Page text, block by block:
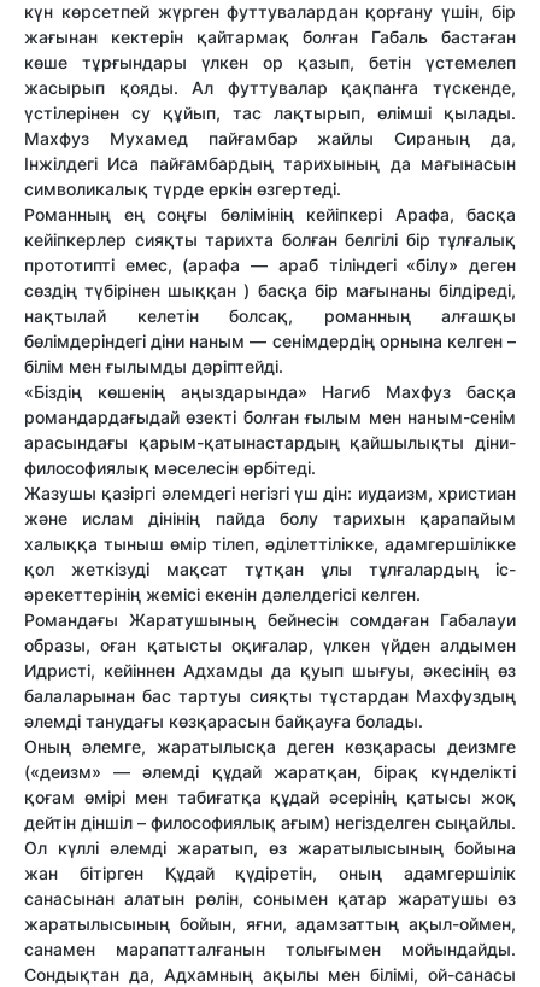
күн көрсетпей жүрген футтувалардан қорғану үшін, бір
жағынан кектерін қайтармақ болған Габаль бастаған
көше тұрғындары үлкен ор қазып, бетін үстемелеп
жасырып қояды. Ал футтувалар қақпанға түскенде,
үстілерінен су құйып, тас лақтырып, өлімші қылады.
Махфуз Мухамед пайғамбар жайлы Сираның да,
Інжілдегі Иса пайғамбардың тарихының да мағынасын
символикалық түрде еркін өзгертеді.
Романның ең соңғы бөлімінің кейіпкері Арафа, басқа
кейіпкерлер сияқты тарихта болған белгілі бір тұлғалық
прототипті емес, (арафа — араб тіліндегі «білу» деген
сөздің түбірінен шыққан ) басқа бір мағынаны білдіреді,
нақтылай келетін болсақ, романның алғашқы
бөлімдеріндегі діни наным — сенімдердің орнына келген –
білім мен ғылымды дәріптейді.
«Біздің көшенің аңыздарында» Нагиб Махфуз басқа
романдардағыдай өзекті болған ғылым мен наным-сенім
арасындағы қарым-қатынастардың қайшылықты діни-
философиялық мәселесін өрбітеді.
Жазушы қазіргі әлемдегі негізгі үш дін: иудаизм, христиан
және ислам дінінің пайда болу тарихын қарапайым
халыққа тыныш өмір тілеп, әділеттілікке, адамгершілікке
қол жеткізуді мақсат тұтқан ұлы тұлғалардың іс-
әрекеттерінің жемісі екенін дәлелдегісі келген.
Романдағы Жаратушының бейнесін сомдаған Габалауи
образы, оған қатысты оқиғалар, үлкен үйден алдымен
Идристі, кейіннен Адхамды да қуып шығуы, әкесінің өз
балаларынан бас тартуы сияқты тұстардан Махфуздың
әлемді танудағы көзқарасын байқауға болады.
Оның әлемге, жаратылысқа деген көзқарасы деизмге
(«деизм» — әлемді құдай жаратқан, бірақ күнделікті
қоғам өмірі мен табиғатқа құдай әсерінің қатысы жоқ
дейтін діншіл – философиялық ағым) негізделген сыңайлы.
Ол күллі әлемді жаратып, өз жаратылысының бойына
жан бітірген Құдай қүдіретін, оның адамгершілік
санасынан алатын рөлін, сонымен қатар жаратушы өз
жаратылысының бойын, яғни, адамзаттың ақыл-оймен,
санамен марапатталғанын толығымен мойындайды.
Сондықтан да, Адхамның ақылы мен білімі, ой-санасы